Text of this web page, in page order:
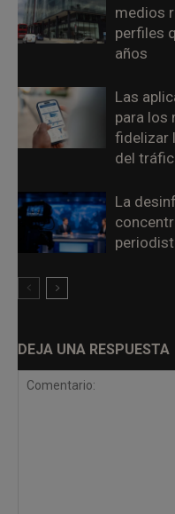
medios
perfiles
años
Las
para los
fidelizar
del
La
DEJA UNA RESPUESTA